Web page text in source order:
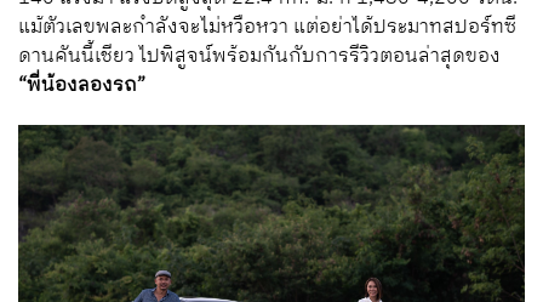
แม้ตัวเลขพละกำลังจะไม่หวือหวา แต่อย่าได้ประมาทสปอร์ทซี
ดานคันนี้เชียว ไปพิสูจน์พร้อมกันกับการรีวิวตอนล่าสุดของ
“พี่น้องลองรถ”